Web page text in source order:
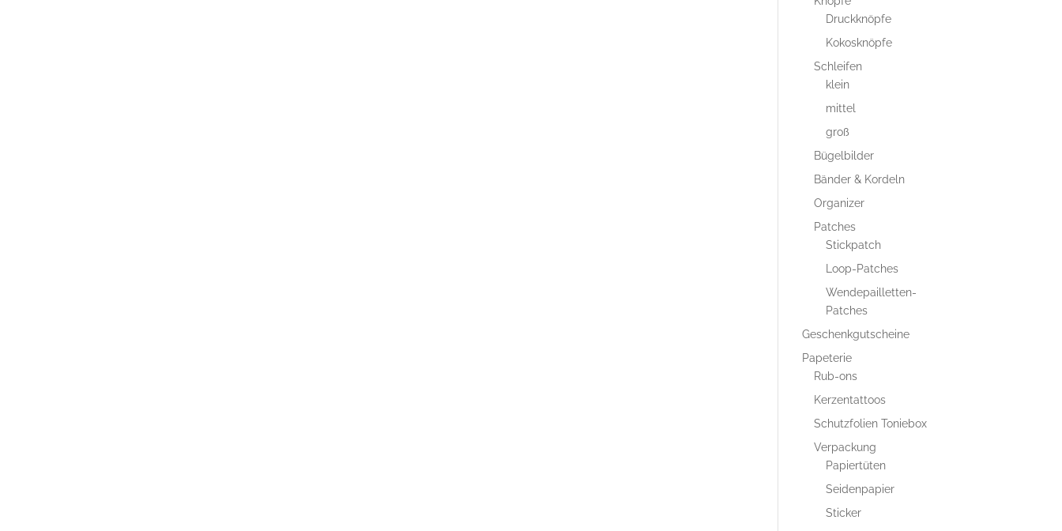
Druckknöpfe
Kokosknöpfe
Schleifen
klein
mittel
groß
Bügelbilder
Bänder & Kordeln
Organizer
Patches
Stickpatch
Loop-Patches
Wendepailletten-
Patches
Geschenkgutscheine
Papeterie
Rub-ons
Kerzentattoos
Schutzfolien Toniebox
Verpackung
Papiertüten
Seidenpapier
Sticker